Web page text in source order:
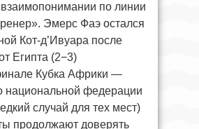
по линии
Эмерс Фаэ остался
Кот-д’Ивуара после
Египта (2−3)
Кубка Африки —
национальной федерации
случай для тех мест)
продолжают доверять